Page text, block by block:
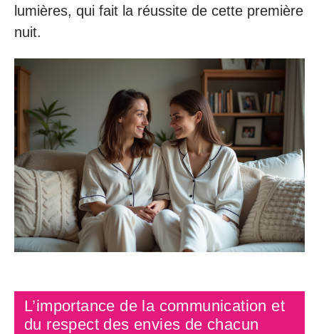
lumières, qui fait la réussite de cette première
nuit.
L’importance de la communication et
du respect des envies de chacun